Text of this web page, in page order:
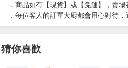
．商品如有【現貨】或【免運】，賣場
．每位客人的訂單大廚都會用心對待，
猜你喜歡